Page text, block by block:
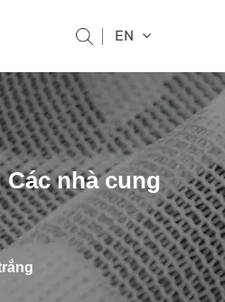
EN
nhà cung